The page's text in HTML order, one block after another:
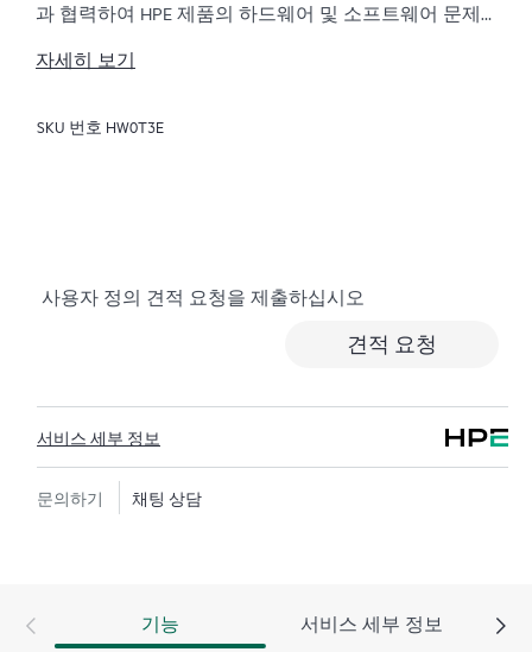
과 협력하여 HPE 제품의 하드웨어 및 소프트웨어 문제
이고 빠른 교환 서비스를 제공합니다. 특히 쉽게 배송할
하드웨어 교환 서비스에서는 지정된 기간 내에 고객이
제공합니다. 교체 제품 또는 부품은 신제품이거나 신제
HPE 네트워킹 제품을 위한 소프트웨어 제품의 경우 원
격 기술 지원과 소프트웨어 업데이트 및 패치에 대한 액
세스를 제공합니다. 고객은 소프트웨어 및 참조 설명서
또한 HPE Foundation Care 교환 서비스에서는 관련 제품
및 지원 정보에 대한 온라인 액세스도 제공하므로, 고객
자세히 보기
SKU 번호 HW0T3E
사용자 정의 견적 요청을 제출하십시오
견적 요청
서비스 세부 정보
문의하기 채팅 상담
기능 서비스 세부 정보